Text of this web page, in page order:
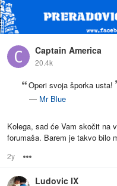
Captain America
20.4k
Operi svoja šporka usta!
— Mr Blue
Kolega, sad će Vam skočit na
forumaša. Barem je takvo bilo
2y
Ludovic IX